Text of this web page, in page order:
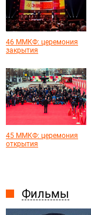
Фильмы
46 ММКФ: церемония
закрытия
45 ММКФ: церемония
открытия